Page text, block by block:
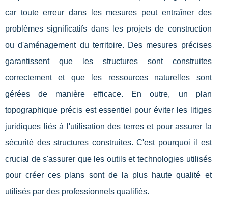
car toute erreur dans les mesures peut entraîner des
problèmes significatifs dans les projets de construction
ou d'aménagement du territoire. Des mesures précises
garantissent que les structures sont construites
correctement et que les ressources naturelles sont
gérées de manière efficace. En outre, un plan
topographique précis est essentiel pour éviter les litiges
juridiques liés à l'utilisation des terres et pour assurer la
sécurité des structures construites. C'est pourquoi il est
crucial de s'assurer que les outils et technologies utilisés
pour créer ces plans sont de la plus haute qualité et
utilisés par des professionnels qualifiés.